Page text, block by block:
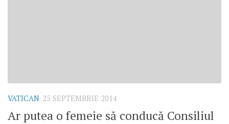
VATICAN 25 SEPTEMBRIE 2014
Ar putea o femeie să conducă Consiliul